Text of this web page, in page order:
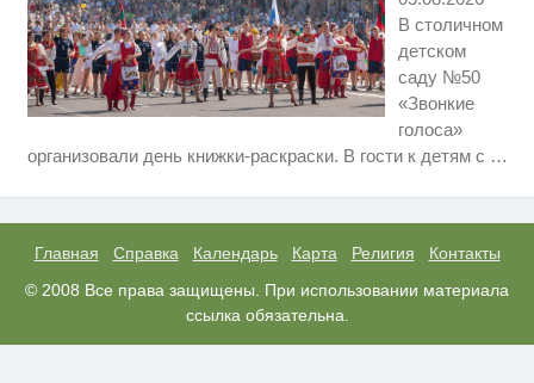
В столичном
детском
саду №50
«Звонкие
голоса»
организовали день книжки-раскраски. В гости к детям с …
Главная Справка Календарь Карта Религия
Контакты
© 2008 Все права защищены. При использовании материала
ссылка обязательна.
вы будете в шоке от увиденного
i
Этот танец невесты оставит вас
без слов! Пересмотрела 10 раз